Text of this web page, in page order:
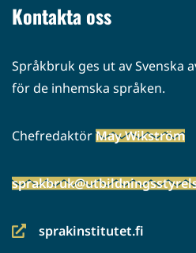
Kontakta oss
Språkbruk ges ut av Svenska
för de inhemska språken.
ChefredaktörMay Wikström
sprakinstitutet.fi
(siirryt